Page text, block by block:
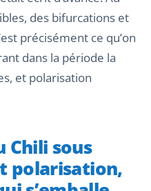
des bifurcations et
précisément ce qu’on
dans la période la
et polarisation
Chili sous
polarisation,